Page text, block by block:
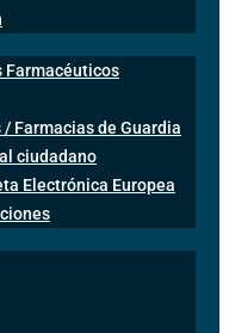
Farmacéuticos
Farmacias de Guardia
ciudadano
Electrónica Europea